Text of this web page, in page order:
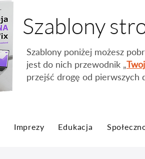
Szablony
​Szablony poniżej możesz
jest do nich przewodnik „
przejść drogę od pierwszych
Imprezy Edukacja